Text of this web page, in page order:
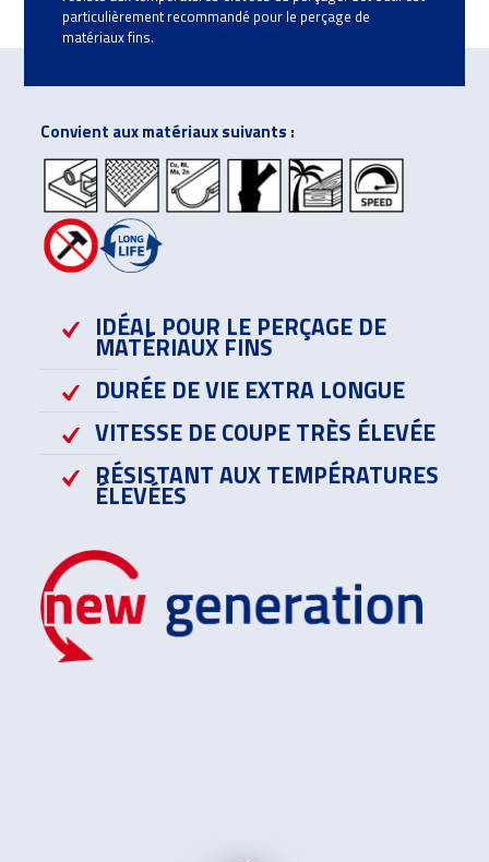
particulièrement recommandé pour le perçage de
matériaux fins.
Convient aux matériaux suivants :
IDÉAL POUR LE PERÇAGE DE
MATÉRIAUX FINS
DURÉE DE VIE EXTRA LONGUE
VITESSE DE COUPE TRÈS ÉLEVÉE
RÉSISTANT AUX TEMPÉRATURES
ÉLEVÉES